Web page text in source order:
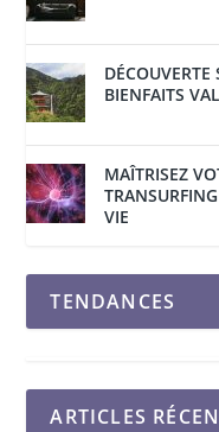
DÉCOUVERTE
BIENFAITS
MAÎTRISEZ
VIE
TENDANCES
ARTICLES